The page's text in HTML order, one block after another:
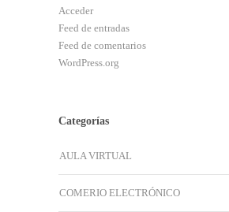
Acceder
Feed de entradas
Feed de comentarios
WordPress.org
Categorías
AULA VIRTUAL
COMERIO ELECTRÓNICO